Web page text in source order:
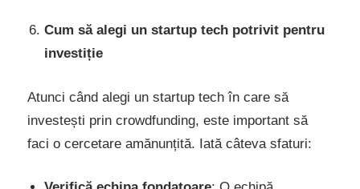
Cum să alegi un startup tech potrivit pentru
investiție
Atunci când alegi un startup tech în care să
investești prin crowdfunding, este important să
faci o cercetare amănunțită. Iată câteva sfaturi: